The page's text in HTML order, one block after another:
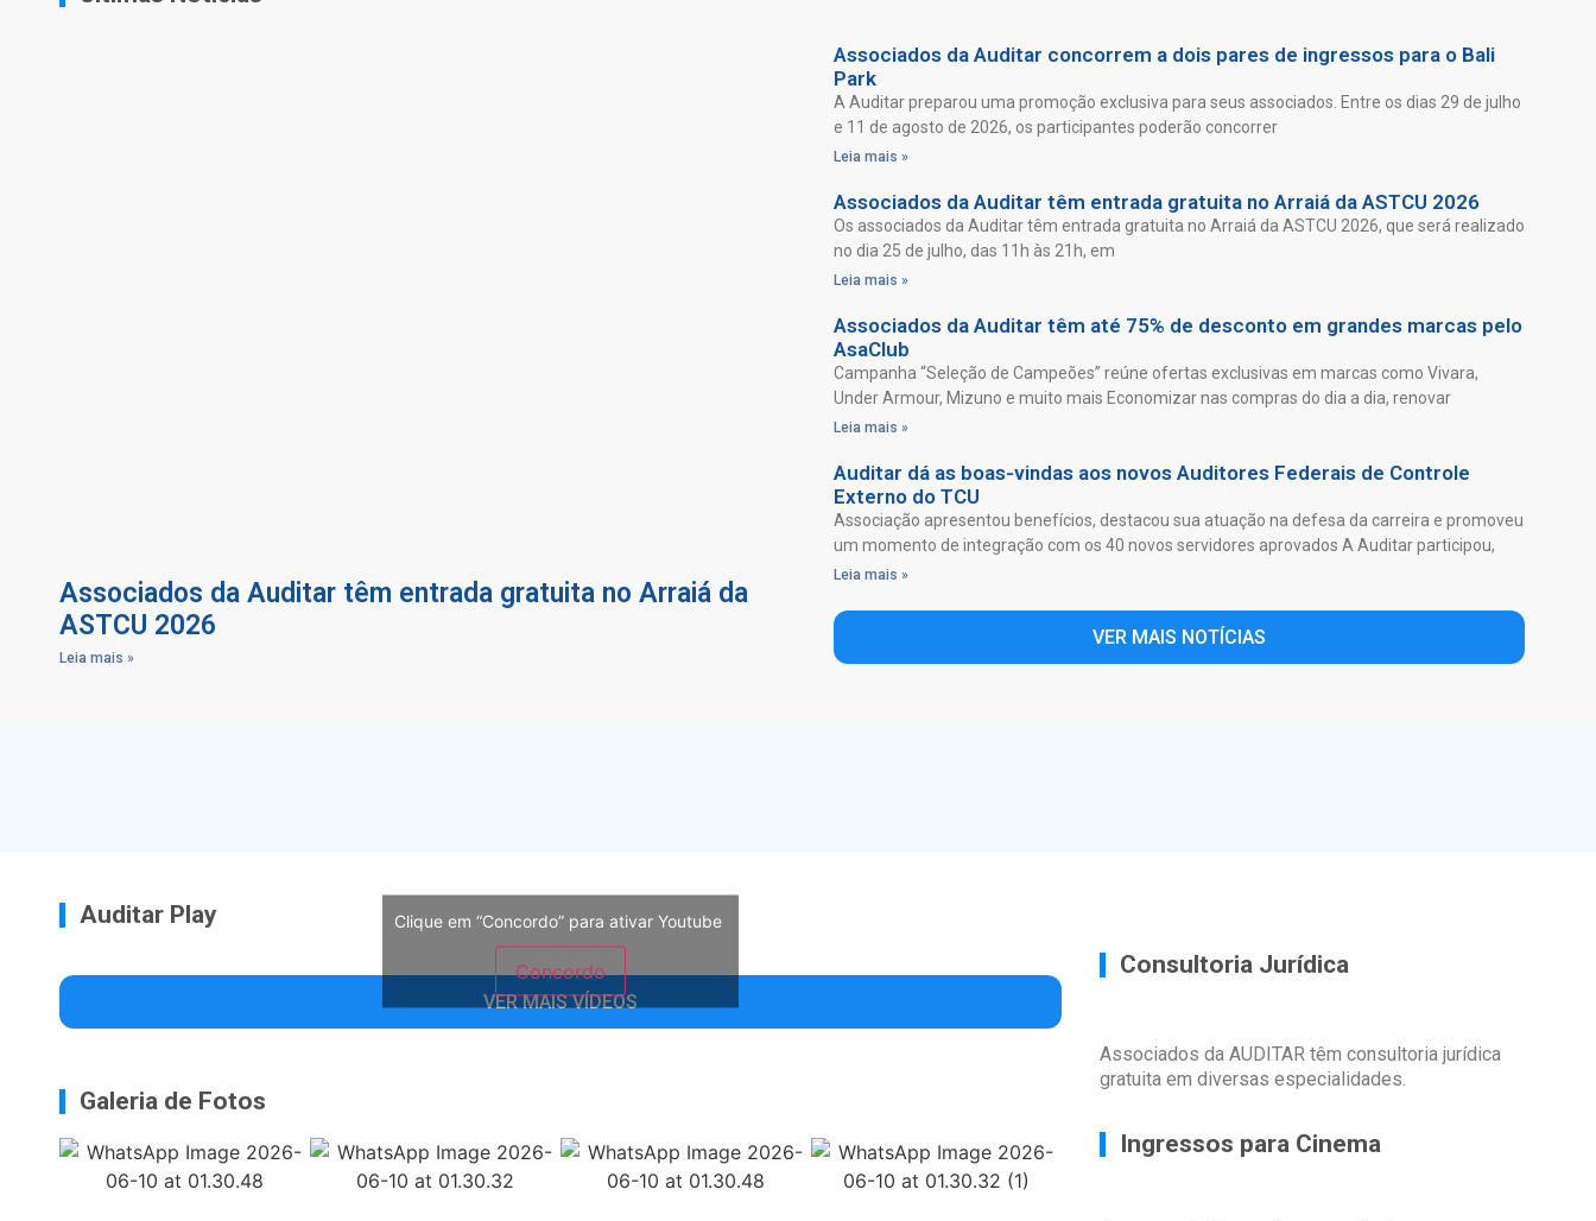
Associados da Auditar têm entrada gratuita no Arraiá da
ASTCU 2026
Leia mais »
Associados da Auditar concorrem a dois pares de ingressos para o Bali
Park
A Auditar preparou uma promoção exclusiva para seus associados. Entre os dias 29 de julho
e 11 de agosto de 2026, os participantes poderão concorrer
Leia mais »
Associados da Auditar têm entrada gratuita no Arraiá da ASTCU 2026
Os associados da Auditar têm entrada gratuita no Arraiá da ASTCU 2026, que será realizado
no dia 25 de julho, das 11h às 21h, em
Leia mais »
Associados da Auditar têm até 75% de desconto em grandes marcas pelo
AsaClub
Campanha “Seleção de Campeões” reúne ofertas exclusivas em marcas como Vivara,
Under Armour, Mizuno e muito mais Economizar nas compras do dia a dia, renovar
Leia mais »
Auditar dá as boas-vindas aos novos Auditores Federais de Controle
Externo do TCU
Associação apresentou benefícios, destacou sua atuação na defesa da carreira e promoveu
um momento de integração com os 40 novos servidores aprovados A Auditar participou,
Leia mais »
VER MAIS NOTÍCIAS
Auditar Play Clique em “Concordo” para ativar Youtube
Concordo
VER MAIS VÍDEOS
Galeria de Fotos
Consultoria Jurídica
Associados da AUDITAR têm consultoria jurídica
gratuita em diversas especialidades.
Ingressos para Cinema